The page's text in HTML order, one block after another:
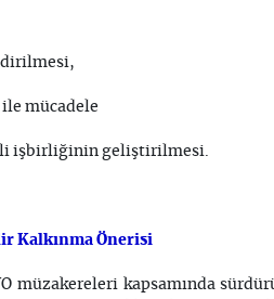
ile mücadele
işbirliğinin geliştirilmesi.
Kalkınma Önerisi
müzakereleri kapsamında